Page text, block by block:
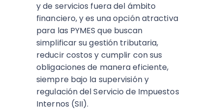
y de servicios fuera del ámbito
financiero, y es una opción atractiva
para las PYMES que buscan
simplificar su gestión tributaria,
reducir costos y cumplir con sus
obligaciones de manera eficiente,
siempre bajo la supervisión y
regulación del Servicio de Impuestos
Internos (SII).